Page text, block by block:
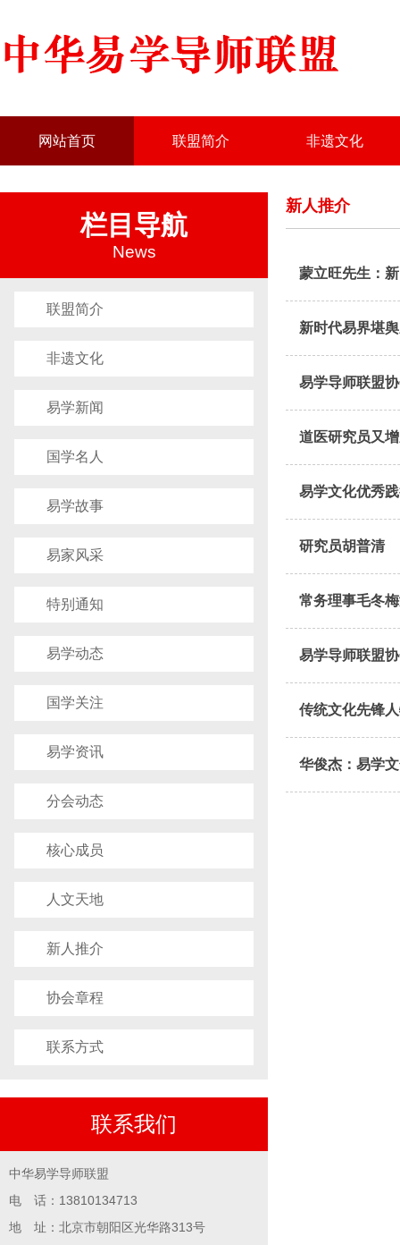
网站首页 联盟简介 非遗文化
栏目导航
News
联盟简介
非遗文化
易学新闻
国学名人
易学故事
易家风采
特别通知
易学动态
国学关注
易学资讯
分会动态
核心成员
人文天地
新人推介
协会章程
联系方式
联系我们
中华易学导师联盟
电 话：13810134713
地 址：北京市朝阳区光华路313号
新人推介
蒙立旺先生：
新时代易界堪
易学导师联盟
道医研究员又
易学文化优秀
研究员胡普清
常务理事毛冬
易学导师联盟
传统文化先锋
华俊杰：易学